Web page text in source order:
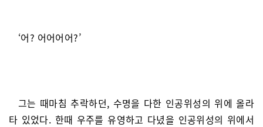
‘어? 어어어어?’
그는 때마침 추락하던, 수명을 다한 인공위성의 위에 올라
타 있었다. 한때 우주를 유영하고 다녔을 인공위성의 위에서